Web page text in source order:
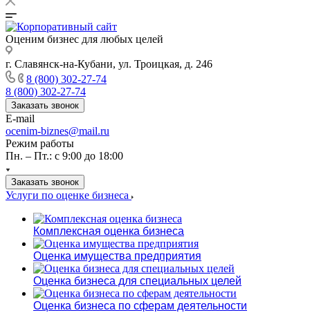
Оценим бизнес для любых целей
г. Славянск-на-Кубани, ул. Троицкая, д. 246
8 (800) 302-27-74
8 (800) 302-27-74
Заказать звонок
E-mail
ocenim-biznes@mail.ru
Режим работы
Пн. – Пт.: с 9:00 до 18:00
Заказать звонок
Услуги по оценке бизнеса
Комплексная оценка бизнеса
Оценка имущества предприятия
Оценка бизнеса для специальных целей
Оценка бизнеса по сферам деятельности